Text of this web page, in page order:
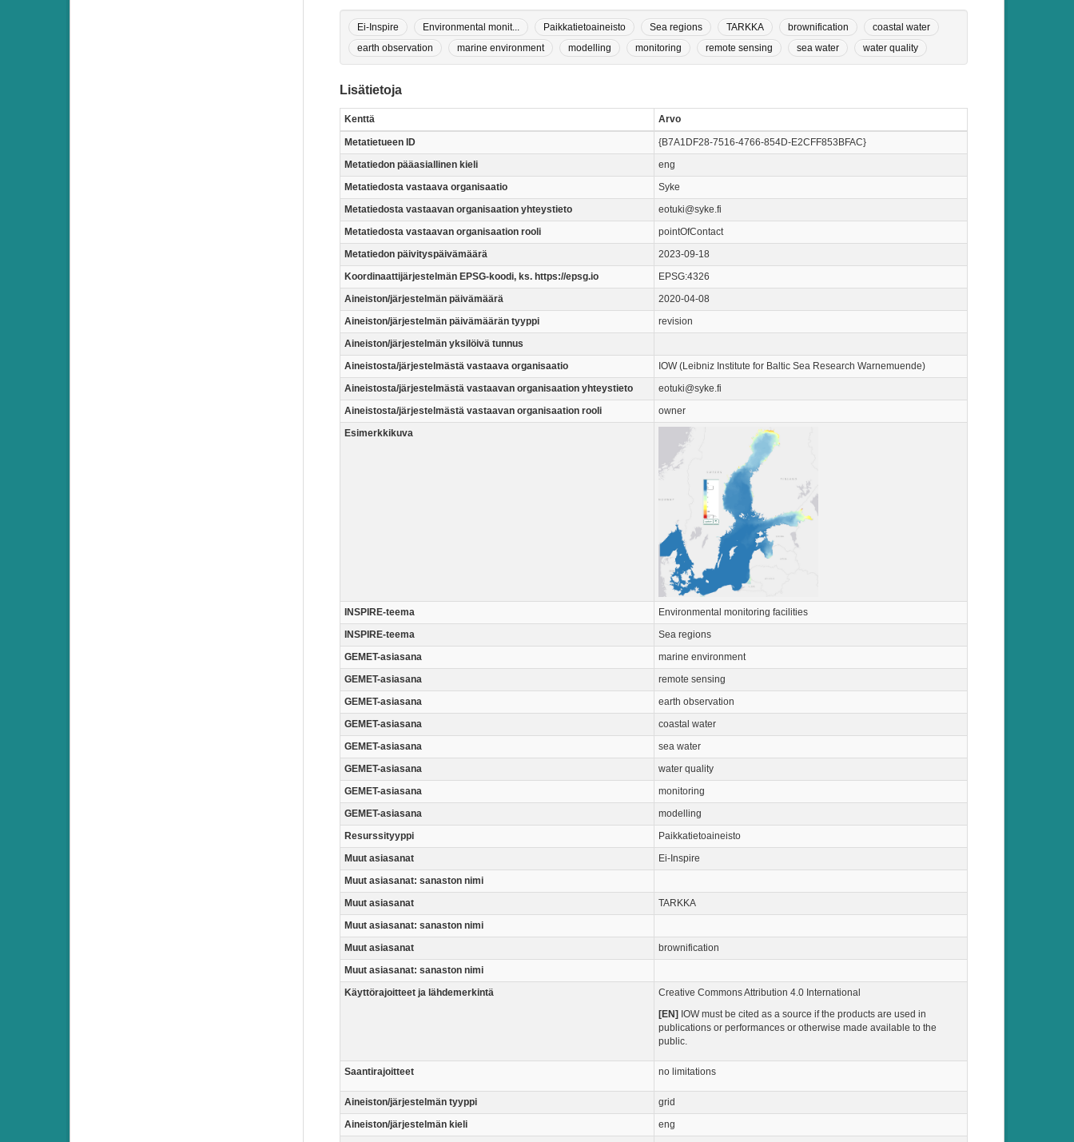
Ei-Inspire Environmental monit... Paikkatietoaineisto Sea regions TARKKA brownification
coastal water
earth observation
marine environment modelling monitoring remote sensing sea water water quality
Lisätietoja
Kenttä Arvo
Metatietueen ID
{B7A1DF28-7516-4766-854D-E2CFF853BFAC}
Metatiedon pääasiallinen kieli
eng
Metatiedosta vastaava organisaatio
Syke
Metatiedosta vastaavan organisaation yhteystieto
eotuki@syke.fi
Metatiedosta vastaavan organisaation rooli
pointOfContact
Metatiedon päivityspäivämäärä
2023-09-18
Koordinaattijärjestelmän EPSG-koodi, ks. https://epsg.io
EPSG:4326
Aineiston/järjestelmän päivämäärä
2020-04-08
Aineiston/järjestelmän päivämäärän tyyppi
revision
Aineiston/järjestelmän yksilöivä tunnus
Aineistosta/järjestelmästä vastaava organisaatio
IOW (Leibniz Institute for Baltic Sea Research Warnemuende)
Aineistosta/järjestelmästä vastaavan organisaation yhteystieto
eotuki@syke.fi
Aineistosta/järjestelmästä vastaavan organisaation rooli
owner
Esimerkkikuva
INSPIRE-teema
Environmental monitoring facilities
INSPIRE-teema
Sea regions
GEMET-asiasana
marine environment
GEMET-asiasana
remote sensing
GEMET-asiasana
earth observation
GEMET-asiasana
coastal water
GEMET-asiasana
sea water
GEMET-asiasana
water quality
GEMET-asiasana
monitoring
GEMET-asiasana
modelling
Resurssityyppi
Paikkatietoaineisto
Muut asiasanat
Ei-Inspire
Muut asiasanat: sanaston nimi
Muut asiasanat
TARKKA
Muut asiasanat: sanaston nimi
Muut asiasanat
brownification
Muut asiasanat: sanaston nimi
Käyttörajoitteet ja lähdemerkintä
Creative Commons Attribution 4.0 International
[EN] IOW must be cited as a source if the products are used in
publications or performances or otherwise made available to the
public.
Saantirajoitteet no limitations
Aineiston/järjestelmän tyyppi
grid
Aineiston/järjestelmän kieli
eng